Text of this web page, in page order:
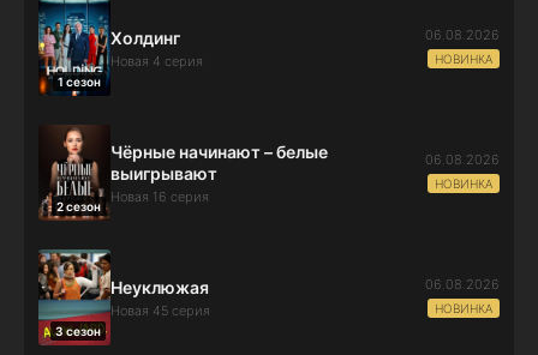
1 сезон
Холдинг
Новая 4 серия
06.08.2026
НОВИНКА
2 сезон
Чёрные начинают – белые
выигрывают
Новая 16 серия
06.08.2026
НОВИНКА
3 сезон
Неуклюжая
Новая 45 серия
06.08.2026
НОВИНКА